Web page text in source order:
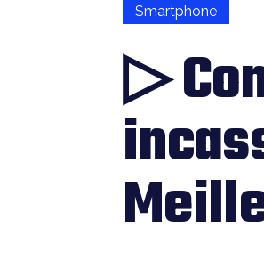
Smartphone
▷